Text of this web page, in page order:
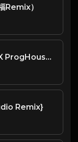
Remix）
林俊杰 - 爱笑的眼睛(DjX ProgHouse Rmx 2024)
Remix}